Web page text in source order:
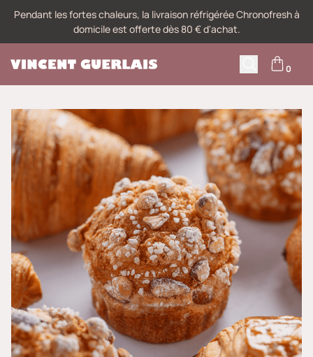
Pendant les fortes chaleurs, la livraison réfrigérée Chronofresh à
domicile est offerte dès 80 € d'achat.
0